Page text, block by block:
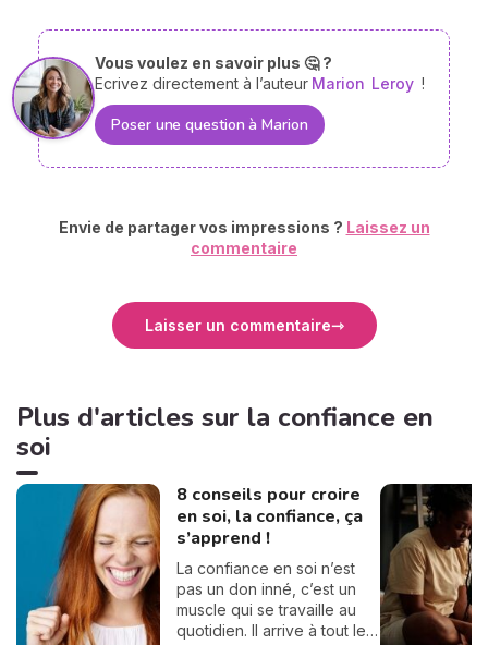
Vous voulez en savoir plus 🤔 ?
Ecrivez directement à l’auteur Marion Leroy !
Poser une question à Marion
Envie de partager vos impressions ? Laissez un
commentaire
Laisser un commentaire
Plus d'articles sur la confiance en
soi
8 conseils pour croire
en soi, la confiance, ça
s’apprend !
La confiance en soi n’est
pas un don inné, c’est un
muscle qui se travaille au
quotidien. Il arrive à tout le